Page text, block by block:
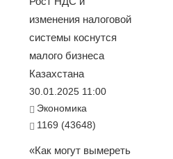
изменения налоговой
системы коснутся
малого бизнеса
Казахстана
30.01.2025 11:00
Экономика
1169 (43648)
«Как могут вымереть